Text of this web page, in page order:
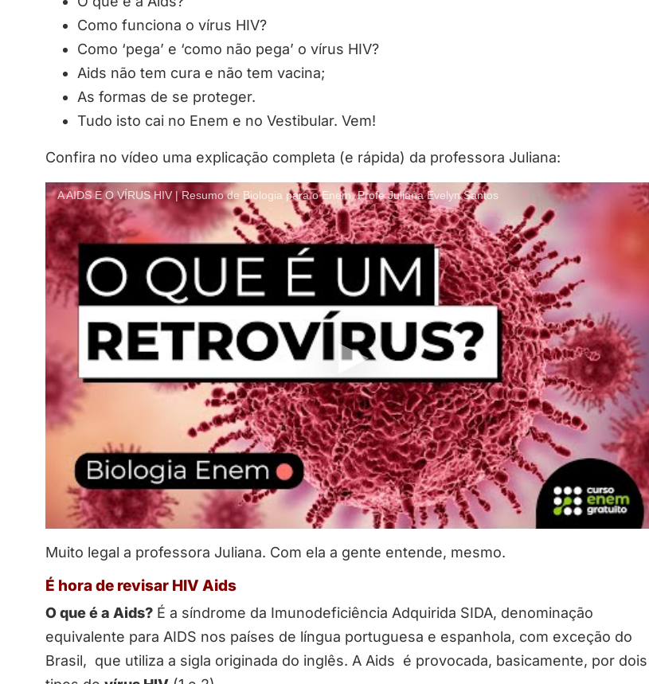
Como funciona o vírus HIV?
Como ‘pega’ e ‘como não pega’ o vírus HIV?
Aids não tem cura e não tem vacina;
As formas de se proteger.
Tudo isto cai no Enem e no Vestibular. Vem!
Confira no vídeo uma explicação completa (e rápida) da professora Juliana:
A AIDS E O VÍRUS HIV | Resumo de Biologia para o Enem. Profe Juliana Evelyn Santos
Muito legal a professora Juliana. Com ela a gente entende, mesmo.
É hora de revisar HIV Aids
O que é a Aids? É a síndrome da Imunodeficiência Adquirida SIDA, denominação
equivalente para AIDS nos países de língua portuguesa e espanhola, com exceção do
Brasil, que utiliza a sigla originada do inglês. A Aids é provocada, basicamente, por dois